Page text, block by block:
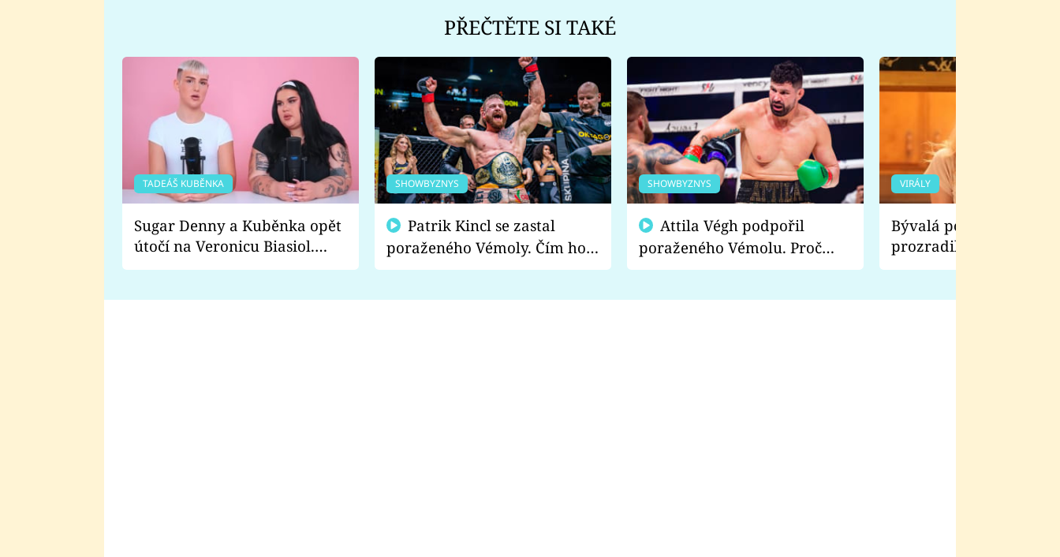
PŘEČTĚTE SI TAKÉ
TADEÁŠ KUBĚNKA
Sugar Denny a Kuběnka opět
útočí na Veronicu Biasiol.
Proč je podle nich falešná a
SHOWBYZNYS
poraženého Vémoly. Čím ho
fanoušci naštvali?
SHOWBYZNYS
poraženého Vémolu. Proč
chce raději zápasit s ním než
VIRÁLY
Bývalá pornoherečka
prozradila, co ji
natáčení Euforie.